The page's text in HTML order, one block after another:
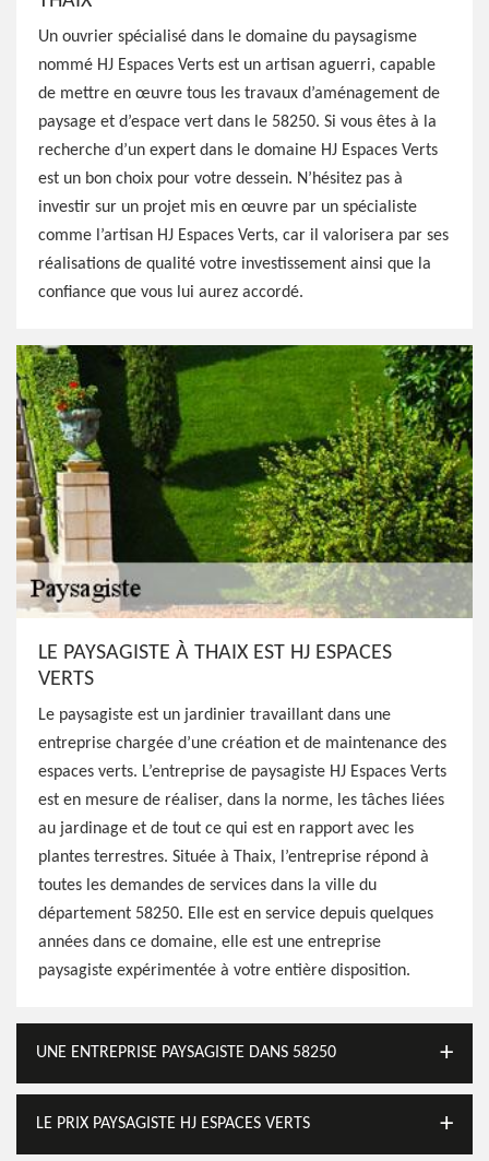
Un ouvrier spécialisé dans le domaine du paysagisme
nommé HJ Espaces Verts est un artisan aguerri, capable
de mettre en œuvre tous les travaux d’aménagement de
paysage et d’espace vert dans le 58250. Si vous êtes à la
recherche d’un expert dans le domaine HJ Espaces Verts
est un bon choix pour votre dessein. N’hésitez pas à
investir sur un projet mis en œuvre par un spécialiste
comme l’artisan HJ Espaces Verts, car il valorisera par ses
réalisations de qualité votre investissement ainsi que la
confiance que vous lui aurez accordé.
LE PAYSAGISTE À THAIX EST HJ ESPACES
VERTS
Le paysagiste est un jardinier travaillant dans une
entreprise chargée d’une création et de maintenance des
espaces verts. L’entreprise de paysagiste HJ Espaces Verts
est en mesure de réaliser, dans la norme, les tâches liées
au jardinage et de tout ce qui est en rapport avec les
plantes terrestres. Située à Thaix, l’entreprise répond à
toutes les demandes de services dans la ville du
département 58250. Elle est en service depuis quelques
années dans ce domaine, elle est une entreprise
paysagiste expérimentée à votre entière disposition.
UNE ENTREPRISE PAYSAGISTE DANS 58250
LE PRIX PAYSAGISTE HJ ESPACES VERTS